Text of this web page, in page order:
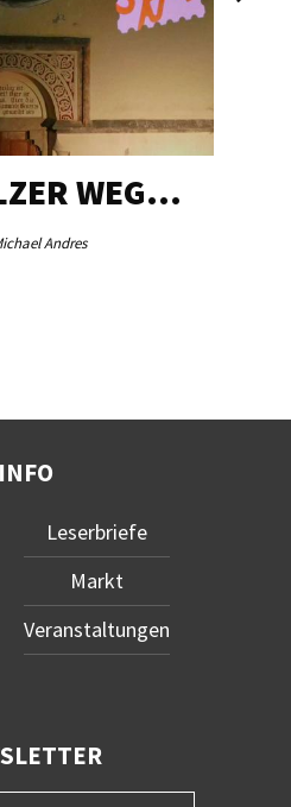
WEG…
Andres
INFO
Leserbriefe
Markt
Veranstaltungen